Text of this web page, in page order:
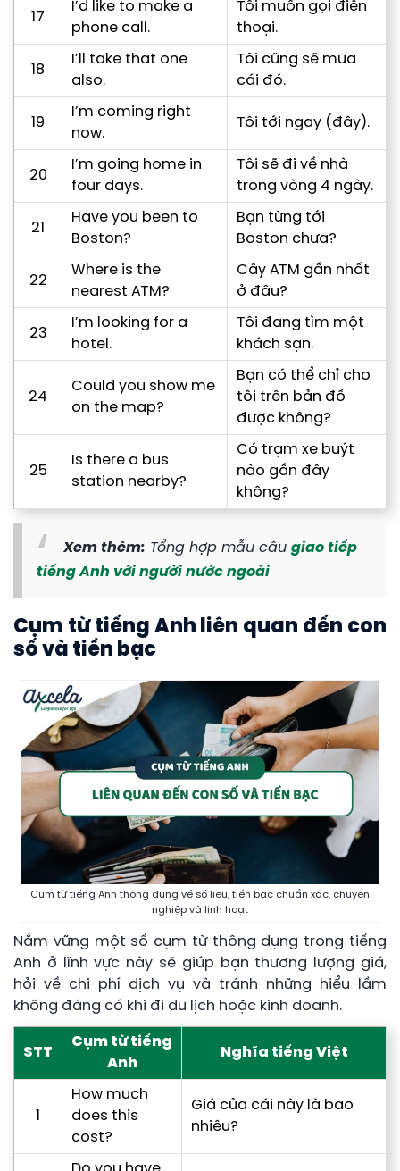
17
I’d like to make a
phone call.
Tôi muốn gọi điện
thoại.
18
I’ll take that one
also.
Tôi cũng sẽ mua
cái đó.
19
I’m coming right
now.
Tôi tới ngay (đây).
20
I’m going home in
four days.
Tôi sẽ đi về nhà
trong vòng 4 ngày.
21
Have you been to
Boston?
Bạn từng tới
Boston chưa?
22
Where is the
nearest ATM?
Cây ATM gần nhất
ở đâu?
23
I’m looking for a
hotel.
Tôi đang tìm một
khách sạn.
24
Could you show me
on the map?
Bạn có thể chỉ cho
tôi trên bản đồ
được không?
25
Is there a bus
station nearby?
Có trạm xe buýt
nào gần đây
không?
Xem thêm: Tổng hợp mẫu câu giao tiếp
tiếng Anh với người nước ngoài
Cụm từ tiếng Anh liên quan đến con
số và tiền bạc
Cụm từ tiếng Anh thông dụng về số liệu, tiền bạc chuẩn xác, chuyên
nghiệp và linh hoạt
Nắm vững một số cụm từ thông dụng trong tiếng
Anh ở lĩnh vực này sẽ giúp bạn thương lượng giá,
hỏi về chi phí dịch vụ và tránh những hiểu lầm
không đáng có khi đi du lịch hoặc kinh doanh.
STT
Cụm từ tiếng
Anh
Nghĩa tiếng Việt
1
How much
does this
cost?
Giá của cái này là bao
nhiêu?